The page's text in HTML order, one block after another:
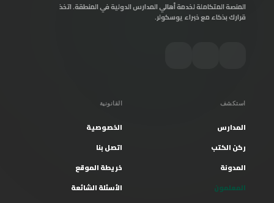
المنصة المتكاملة لخدمة أهالي المدارس الدولية في المنطقة. اتخذ
قرارك بذكاء مع خبراء يوسكولر.
استكشف
المدارس
ركن الكتب
المدونة
المعلمون
القانونية
الخصوصية
اتصل بنا
خريطة الموقع
الأسئلة الشائعة